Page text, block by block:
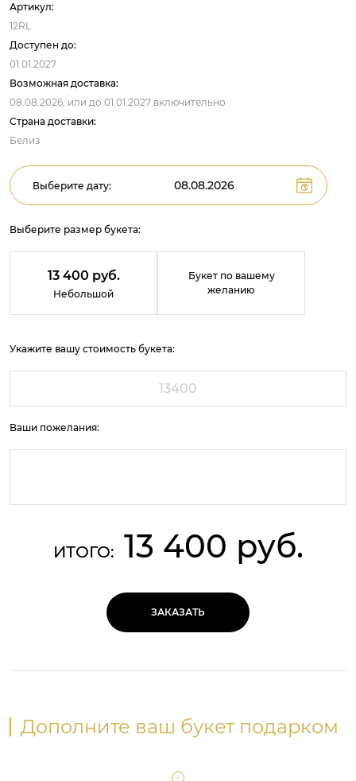
Артикул:
12RL
Доступен до:
01.01.2027
Возможная доставка:
08.08.2026, или до 01.01.2027 включительно
Страна доставки:
Белиз
Выберите дату:
Выберите размер букета:
13 400 руб.
Небольшой
Букет по вашему
желанию
Укажите вашу стоимость букета:
Ваши пожелания:
ИТОГО: 13 400 руб.
ЗАКАЗАТЬ
Дополните ваш букет подарком